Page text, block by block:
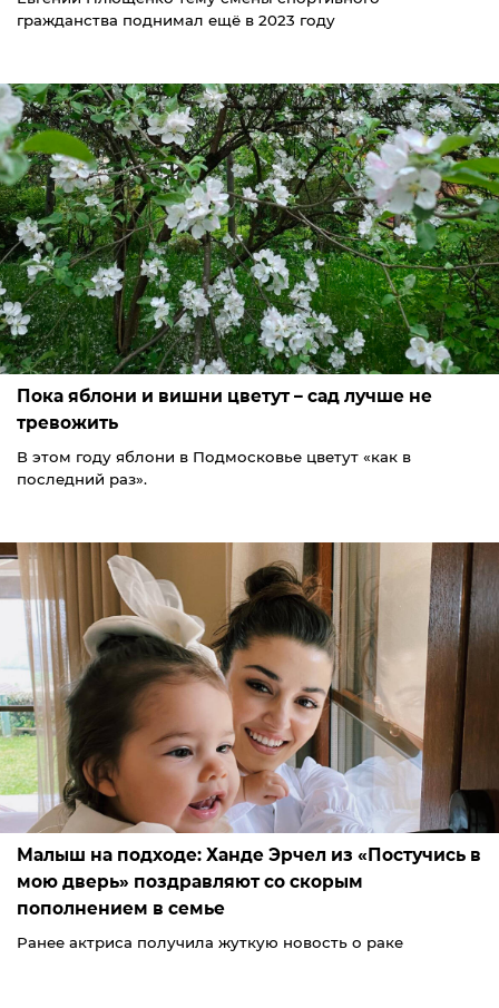
гражданства поднимал ещё в 2023 году
Пока яблони и вишни цветут – сад лучше не
тревожить
В этом году яблони в Подмосковье цветут «как в
последний раз».
Малыш на подходе: Ханде Эрчел из «Постучись в
мою дверь» поздравляют со скорым
пополнением в семье
Ранее актриса получила жуткую новость о раке